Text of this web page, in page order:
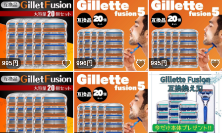
995円 いいね！
996円 いいね！
995円